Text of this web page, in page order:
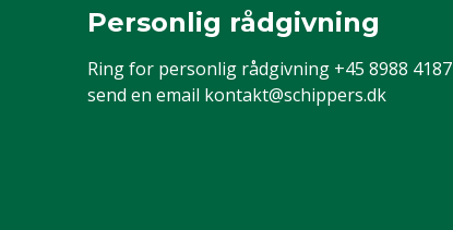
Personlig rådgivning
Ring for personlig rådgivning +45 8988 4187
send en email kontakt@schippers.dk